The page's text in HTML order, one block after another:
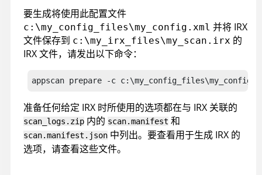
要生成将使用此配置文件
c:\my_config_files\my_config.xml 并将 IRX
文件保存到 c:\my_irx_files\my_scan.irx 的
IRX文件，请发出以下命令：
appscan prepare -c
准备任何给定 IRX 时所使用的选项都在与 IRX 关联的
scan_logs.zip 内的 scan.manifest 和
scan.manifest.json 中列出。要查看用于生成 IRX 的
选项，请查看这些文件。